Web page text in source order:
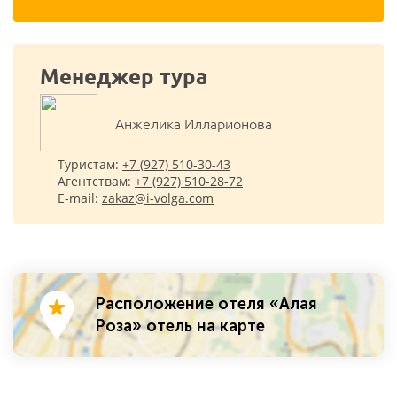
Менеджер тура
Анжелика Илларионова
Туристам: +7 (927) 510-30-43
Агентствам: +7 (927) 510-28-72
E-mail: zakaz@i-volga.com
Расположение отеля «Алая
Роза» отель на карте